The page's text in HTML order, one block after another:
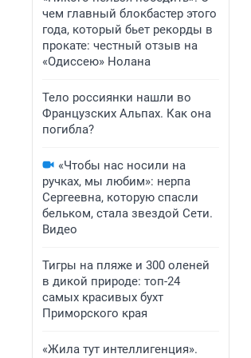
чем главный блокбастер этого
года, который бьет рекорды в
прокате: честный отзыв на
«Одиссею» Нолана
Тело россиянки нашли во
Французских Альпах. Как она
погибла?
«Чтобы нас носили на
ручках, мы любим»: нерпа
Сергеевна, которую спасли
бельком, стала звездой Сети.
Видео
Тигры на пляже и 300 оленей
в дикой природе: топ-24
самых красивых бухт
Приморского края
«Жила тут интеллигенция».